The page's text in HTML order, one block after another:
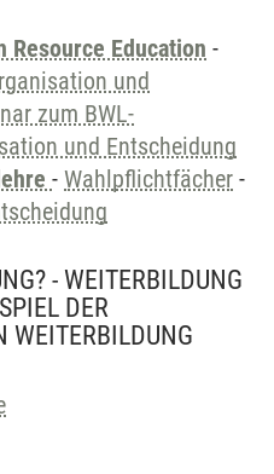
Resource Education -
und
zum BWL-
und Entscheidung
- Wahlpflichtfächer -
- WEITERBILDUNG
DER
WEITERBILDUNG